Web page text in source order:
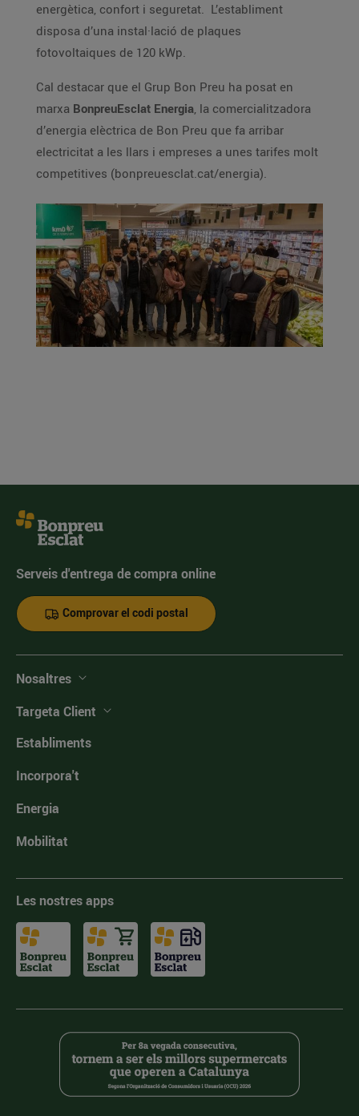
energètica, confort i seguretat. L’establiment
disposa d’una instal·lació de plaques
fotovoltaiques de 120 kWp.
Cal destacar que el Grup Bon Preu ha posat en
marxa BonpreuEsclat Energia, la comercialitzadora
d’energia elèctrica de Bon Preu que fa arribar
electricitat a les llars i empreses a unes tarifes molt
competitives (bonpreuesclat.cat/energia).
Serveis d'entrega de compra online
Comprovar el codi postal
Nosaltres
Targeta Client
Establiments
Incorpora't
Energia
Mobilitat
Les nostres apps